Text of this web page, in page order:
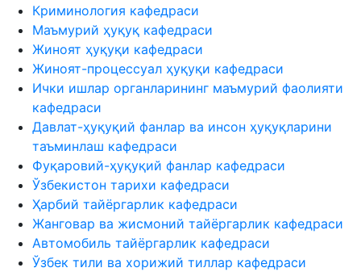
Криминология кафедраси
Маъмурий ҳуқуқ кафедраси
Жиноят ҳуқуқи кафедраси
Жиноят-процессуал ҳуқуқи кафедраси
Ички ишлар органларининг маъмурий фаолияти
кафедраси
Давлат-ҳуқуқий фанлар ва инсон ҳуқуқларини
таъминлаш кафедраси
Фуқаровий-ҳуқуқий фанлар кафедраси
Ўзбекистон тарихи кафедраси
Ҳарбий тайёргарлик кафедраси
Жанговар ва жисмоний тайёргарлик кафедраси
Автомобиль тайёргарлик кафедраси
Ўзбек тили ва хорижий тиллар кафедраси